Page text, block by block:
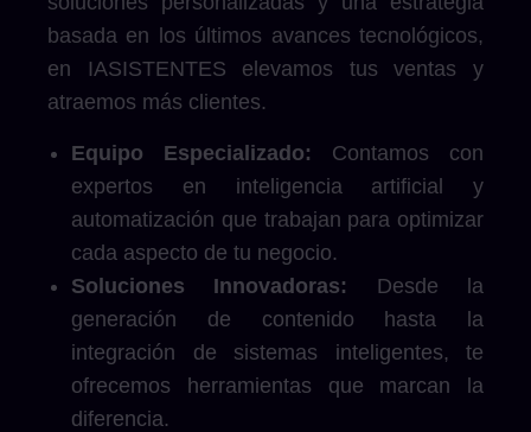
basada en los últimos avances tecnológicos,
en IASISTENTES elevamos tus ventas y
atraemos más clientes.
Equipo Especializado: Contamos con
expertos en inteligencia artificial y
automatización que trabajan para optimizar
cada aspecto de tu negocio.
Soluciones Innovadoras:
Desde la
generación de contenido hasta la
integración de sistemas inteligentes, te
ofrecemos herramientas que marcan la
diferencia.